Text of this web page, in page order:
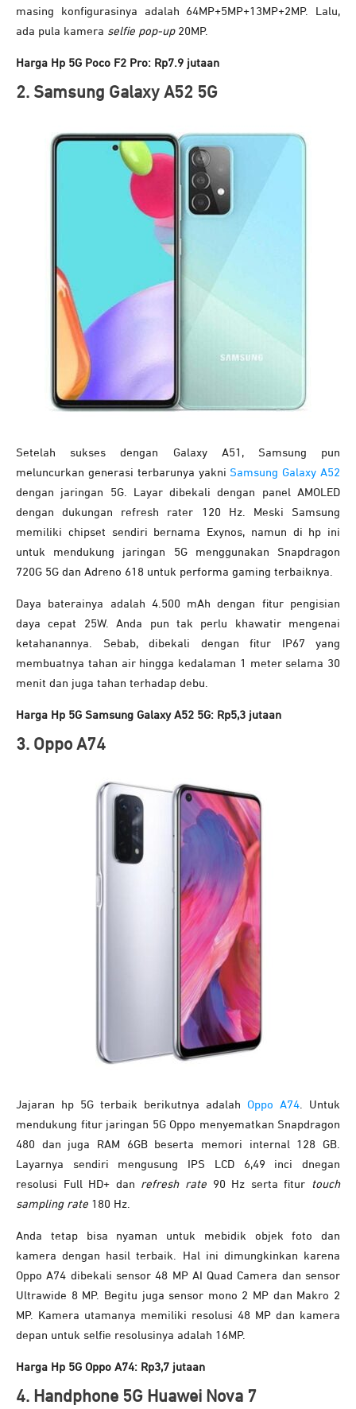
masing konfigurasinya adalah 64MP+5MP+13MP+2MP. Lalu,
ada pula kamera selfie pop-up20MP.
Harga Hp 5G Poco F2 Pro: Rp7.9 jutaan
2. Samsung Galaxy A52 5G
Setelah sukses dengan Galaxy A51, Samsung pun
meluncurkan generasi terbarunya yakniSamsung Galaxy A52
dengan jaringan 5G. Layar dibekali dengan panel AMOLED
dengan dukungan refresh rater 120 Hz. Meski Samsung
memiliki chipset sendiri bernama Exynos, namun di hp ini
untuk mendukung jaringan 5G menggunakan Snapdragon
720G 5G dan Adreno 618 untuk performa gaming terbaiknya.
Daya baterainya adalah 4.500 mAh dengan fitur pengisian
daya cepat 25W. Anda pun tak perlu khawatir mengenai
ketahanannya. Sebab, dibekali dengan fitur IP67 yang
membuatnya tahan air hingga kedalaman 1 meter selama 30
menit dan juga tahan terhadap debu.
Harga Hp 5G Samsung Galaxy A52 5G: Rp5,3 jutaan
3. Oppo A74
Jajaran hp 5G terbaik berikutnya adalah Oppo A74 . Untuk
mendukung fitur jaringan 5G Oppo menyematkan Snapdragon
480 dan juga RAM 6GB beserta memori internal 128 GB.
Layarnya sendiri mengusung IPS LCD 6,49 inci dnegan
resolusi Full HD+ dan refresh rate 90 Hz serta fitur touch
sampling rate 180 Hz.
Anda tetap bisa nyaman untuk mebidik objek foto dan
kamera dengan hasil terbaik. Hal ini dimungkinkan karena
Oppo A74 dibekali sensor 48 MP AI Quad Camera dan sensor
Ultrawide 8 MP. Begitu juga sensor mono 2 MP dan Makro 2
MP. Kamera utamanya memiliki resolusi 48 MP dan kamera
depan untuk selfie resolusinya adalah 16MP.
Harga Hp 5G Oppo A74: Rp3,7 jutaan
4. Handphone 5G Huawei Nova 7